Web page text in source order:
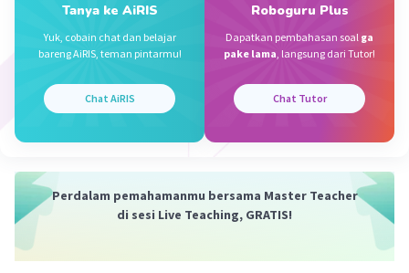
Tanya ke AiRIS
Yuk, cobain chat dan belajar
bareng AiRIS, teman pintarmu!
Chat AiRIS
Roboguru Plus
Dapatkan pembahasan soal ga
pake lama, langsung dari Tutor!
Chat Tutor
Perdalam pemahamanmu bersama Master Teacher
di sesi Live Teaching, GRATIS!